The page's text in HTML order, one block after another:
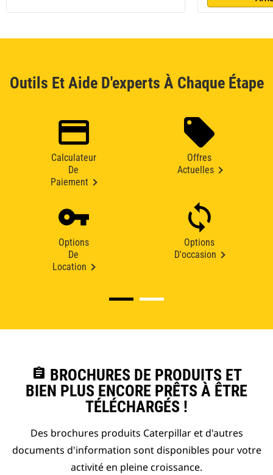
Outils Et Aide D'experts À Chaque Étape
Calculateur
De
Paiement
Offres
Actuelles
Options
De
Location
Options
D'occasion
assignment BROCHURES DE PRODUITS ET
BIEN PLUS ENCORE PRÊTS À ÊTRE
TÉLÉCHARGÉS !
Des brochures produits Caterpillar et d'autres
documents d'information sont disponibles pour votre
activité en pleine croissance.